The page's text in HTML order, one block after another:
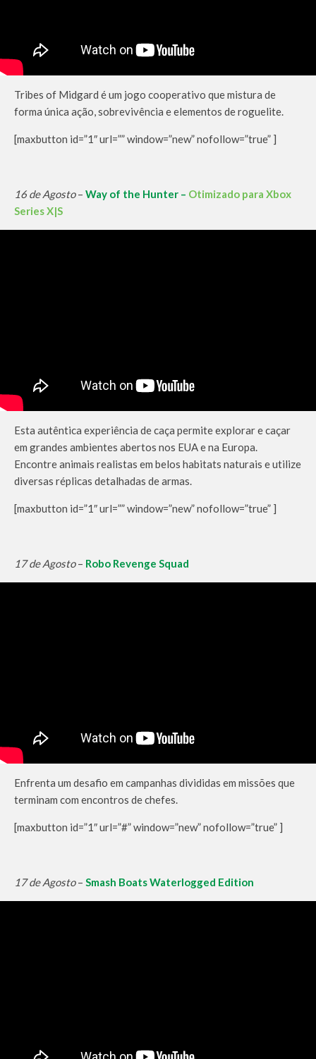
Tribes of Midgard é um jogo cooperativo que mistura de
forma única ação, sobrevivência e elementos de roguelite.
[maxbutton id=”1″ url=”” window=”new” nofollow=”true” ]
16 de Agosto– Way of the Hunter – Otimizado para Xbox
Series X|S
Esta autêntica experiência de caça permite explorar e caçar
em grandes ambientes abertos nos EUA e na Europa.
Encontre animais realistas em belos habitats naturais e utilize
diversas réplicas detalhadas de armas.
[maxbutton id=”1″ url=”” window=”new” nofollow=”true” ]
17 de Agosto– Robo Revenge Squad
Enfrenta um desafio em campanhas divididas em missões que
terminam com encontros de chefes.
[maxbutton id=”1″ url=”#” window=”new” nofollow=”true” ]
17 de Agosto– Smash Boats Waterlogged Edition